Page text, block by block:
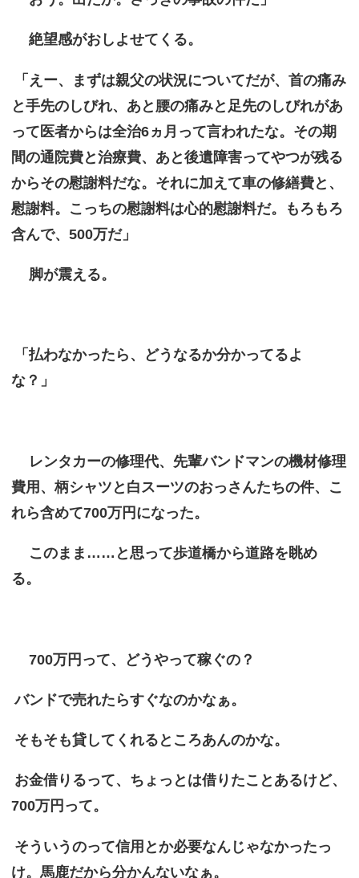
絶望感がおしよせてくる。
「えー、まずは親父の状況についてだが、首の痛み
と手先のしびれ、あと腰の痛みと足先のしびれがあ
って医者からは全治6ヵ月って言われたな。その期
間の通院費と治療費、あと後遺障害ってやつが残る
からその慰謝料だな。それに加えて車の修繕費と、
慰謝料。こっちの慰謝料は心的慰謝料だ。もろもろ
含んで、500万だ」
脚が震える。
「払わなかったら、どうなるか分かってるよ
な？」
レンタカーの修理代、先輩バンドマンの機材修理
費用、柄シャツと白スーツのおっさんたちの件、こ
れら含めて700万円になった。
このまま……と思って歩道橋から道路を眺め
る。
700万円って、どうやって稼ぐの？
バンドで売れたらすぐなのかなぁ。
そもそも貸してくれるところあんのかな。
お金借りるって、ちょっとは借りたことあるけど、
700万円って。
そういうのって信用とか必要なんじゃなかったっ
け。馬鹿だから分かんないなぁ。